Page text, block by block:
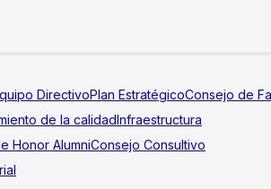
DirectivoPlan EstratégicoConsejo de
de la calidadInfraestructura
Honor AlumniConsejo Consultivo